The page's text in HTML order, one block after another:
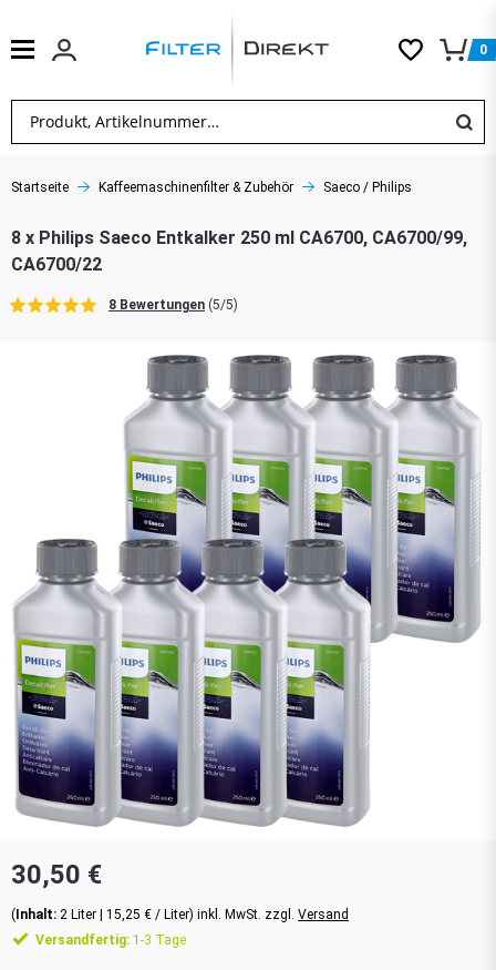
0
Startseite Kaffeemaschinenfilter & Zubehör Saeco / Philips
8 x Philips Saeco Entkalker 250 ml CA6700, CA6700/99,
CA6700/22
8 Bewertungen (5/5)
30,50 €
(Inhalt: 2 Liter | 15,25 € / Liter) inkl. MwSt. zzgl. Versand
Versandfertig: 1-3 Tage